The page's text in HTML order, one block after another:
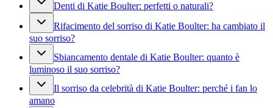
Denti di Katie Boulter: perfetti o naturali?
Rifacimento del sorriso di Katie Boulter: ha cambiato il
suo sorriso?
Sbiancamento dentale di Katie Boulter: quanto è
luminoso il suo sorriso?
Il sorriso da celebrità di Katie Boulter: perché i fan lo
amano